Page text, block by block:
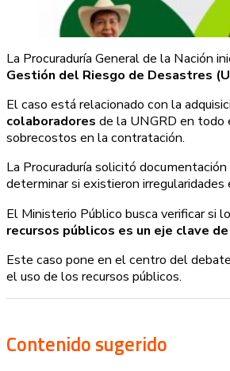
La Procuraduría General de la Nación
Gestión del Riesgo de Desastres
El caso está relacionado con la
colaboradores de la UNGRD en todo
sobrecostos en la contratación.
La Procuraduría solicitó
determinar si existieron
El Ministerio Público busca verificar si
recursos públicos es un eje clave
Este caso pone en el centro del
el uso de los recursos públicos.
Contenido sugerido